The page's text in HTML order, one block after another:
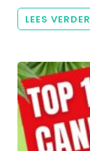
LEES VERDER